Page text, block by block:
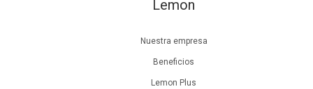
Lemon
Nuestra empresa
Beneficios
Lemon Plus